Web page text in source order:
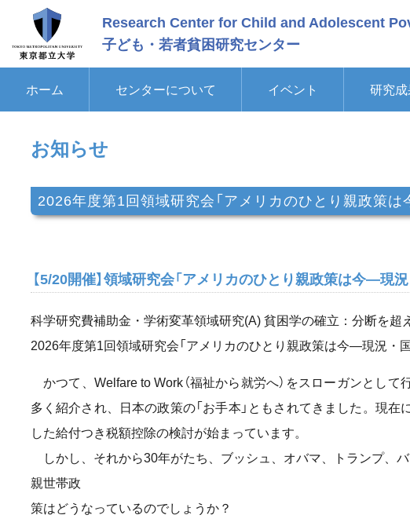
ン
ツ
Research Center for Child and Adolescent
子ども・若者貧困研究センター
ホーム センターについて イベント 研究成
お知らせ
2026年度第1回領域研究会「アメリカのひとり親政策
【5/20開催】領域研究会「アメリカのひとり親政策は今―現
科学研究費補助金・学術変革領域研究(A) 貧困学の確立：分断を超
2026年度第1回領域研究会「アメリカのひとり親政策は今―現況・
かつて、Welfare to Work（福祉から就労へ）をスローガンとし
多く紹介され、日本の政策の「お手本」ともされてきました。現
した給付つき税額控除の検討が始まっています。
しかし、それから30年がたち、ブッシュ、オバマ、トランプ、
親世帯政
策はどうなっているのでしょうか？